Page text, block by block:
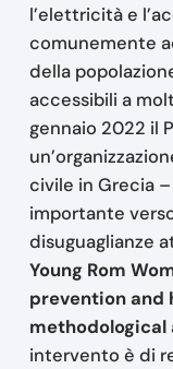
l’elettricità e
comunemente
della
accessibili a
gennaio 2022 il
civile in Grecia
importante
disuguaglianze
Young Rom
prevention and
methodological
intervento è di